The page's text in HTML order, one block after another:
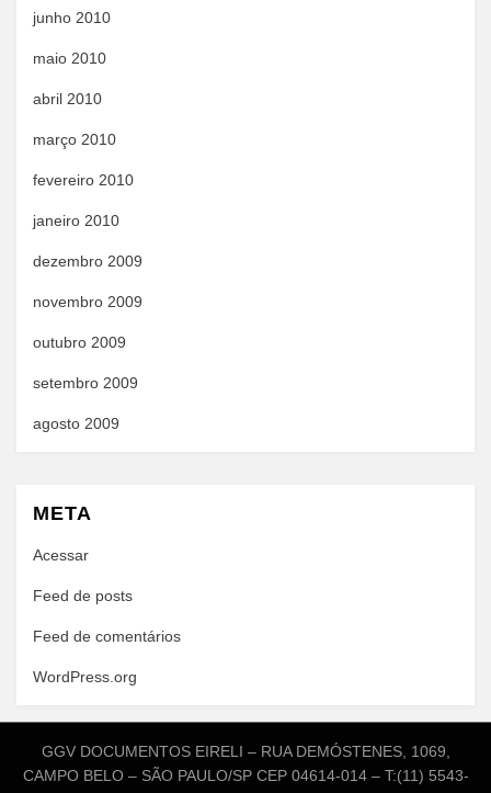
junho 2010
maio 2010
abril 2010
março 2010
fevereiro 2010
janeiro 2010
dezembro 2009
novembro 2009
outubro 2009
setembro 2009
agosto 2009
META
Acessar
Feed de posts
Feed de comentários
WordPress.org
GGV DOCUMENTOS EIRELI – RUA DEMÓSTENES, 1069,
CAMPO BELO – SÃO PAULO/SP CEP 04614-014 – T:(11) 5543-